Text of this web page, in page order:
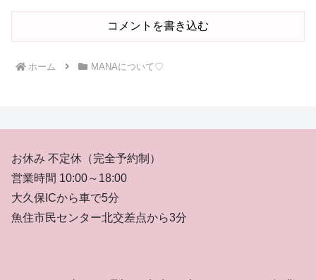
コメントを書き込む
ホーム MANAについて♡
お休み 不定休（完全予約制）
営業時間 10:00～18:00
大久保ICから車で5分
魚住市民センター北交差点から3分